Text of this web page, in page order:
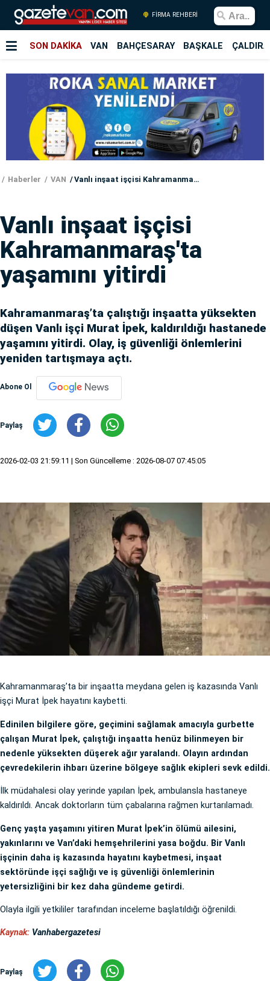
FİRMA REHBERİ
SON DAKİKA VAN BAHÇESARAY BAŞKALE
Haberler VAN Vanlı inşaat işçisi Kahramanmaraş'ta yaşamını yitirdi
Vanlı inşaat işçisi
Kahramanmaraş'ta
yaşamını yitirdi
Kahramanmaraş’ta çalıştığı inşaatta yüksekten
düşen Vanlı işçi Murat İpek, kaldırıldığı hastanede
yaşamını yitirdi. Olay, iş güvenliği önlemlerini
yeniden tartışmaya açtı.
Abone Ol
Paylaş
2026-02-03 21:59:11 | Son Güncelleme : 2026-08-07 07:45:05
Kahramanmaraş’ta bir inşaatta meydana gelen iş kazasında Vanlı
işçi Murat İpek hayatını kaybetti.
Edinilen bilgilere göre, geçimini sağlamak amacıyla gurbette
çalışan Murat İpek, çalıştığı inşaatta henüz bilinmeyen bir
nedenle yüksekten düşerek ağır yaralandı. Olayın ardından
çevredekilerin ihbarı üzerine bölgeye sağlık ekipleri sevk edildi.
İlk müdahalesi olay yerinde yapılan İpek, ambulansla hastaneye
kaldırıldı. Ancak doktorların tüm çabalarına rağmen kurtarılamadı.
Genç yaşta yaşamını yitiren Murat İpek’in ölümü ailesini,
yakınlarını ve Van’daki hemşehrilerini yasa boğdu. Bir Vanlı
işçinin daha iş kazasında hayatını kaybetmesi, inşaat
sektöründe işçi sağlığı ve iş güvenliği önlemlerinin
yetersizliğini bir kez daha gündeme getirdi.
Olayla ilgili yetkililer tarafından inceleme başlatıldığı öğrenildi.
Kaynak: Vanhabergazetesi
Paylaş